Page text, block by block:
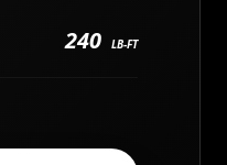
240 LB-FT